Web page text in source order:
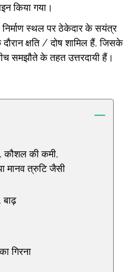
किया गया।
निर्माण स्थल पर ठेकेदार के सयंत्र
क्षति / दोष शामिल हैं, जिसके
समझौते के तहत उत्तरदायी हैं।
कौशल की कमी,
या मानव त्रुटि जैसी
गिरना